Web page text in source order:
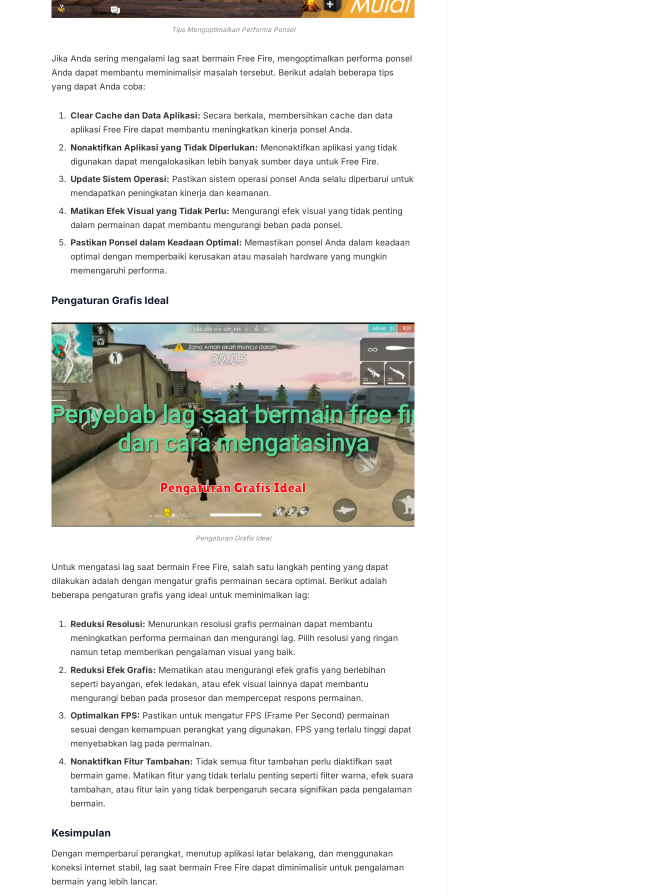
Tips Mengoptimalkan Performa Ponsel
Jika Anda sering mengalami lag saat bermain Free Fire, mengoptimalkan performa ponsel
Anda dapat membantu meminimalisir masalah tersebut. Berikut adalah beberapa tips
yang dapat Anda coba:
Clear Cache dan Data Aplikasi: Secara berkala, membersihkan cache dan data
aplikasi Free Fire dapat membantu meningkatkan kinerja ponsel Anda.
Nonaktifkan Aplikasi yang Tidak Diperlukan: Menonaktifkan aplikasi yang tidak
digunakan dapat mengalokasikan lebih banyak sumber daya untuk Free Fire.
Update Sistem Operasi: Pastikan sistem operasi ponsel Anda selalu diperbarui untuk
mendapatkan peningkatan kinerja dan keamanan.
Matikan Efek Visual yang Tidak Perlu: Mengurangi efek visual yang tidak penting
dalam permainan dapat membantu mengurangi beban pada ponsel.
Pastikan Ponsel dalam Keadaan Optimal: Memastikan ponsel Anda dalam keadaan
optimal dengan memperbaiki kerusakan atau masalah hardware yang mungkin
memengaruhi performa.
Pengaturan Grafis Ideal
Pengaturan Grafis Ideal
Untuk mengatasi lag saat bermain Free Fire, salah satu langkah penting yang dapat
dilakukan adalah dengan mengatur grafis permainan secara optimal. Berikut adalah
beberapa pengaturan grafis yang ideal untuk meminimalkan lag:
Reduksi Resolusi: Menurunkan resolusi grafis permainan dapat membantu
meningkatkan performa permainan dan mengurangi lag. Pilih resolusi yang ringan
namun tetap memberikan pengalaman visual yang baik.
Reduksi Efek Grafis: Mematikan atau mengurangi efek grafis yang berlebihan
seperti bayangan, efek ledakan, atau efek visual lainnya dapat membantu
mengurangi beban pada prosesor dan mempercepat respons permainan.
Optimalkan FPS: Pastikan untuk mengatur FPS (Frame Per Second) permainan
sesuai dengan kemampuan perangkat yang digunakan. FPS yang terlalu tinggi dapat
menyebabkan lag pada permainan.
Nonaktifkan Fitur Tambahan: Tidak semua fitur tambahan perlu diaktifkan saat
bermain game. Matikan fitur yang tidak terlalu penting seperti filter warna, efek suara
tambahan, atau fitur lain yang tidak berpengaruh secara signifikan pada pengalaman
bermain.
Kesimpulan
Dengan memperbarui perangkat, menutup aplikasi latar belakang, dan menggunakan
koneksi internet stabil, lag saat bermain Free Fire dapat diminimalisir untuk pengalaman
bermain yang lebih lancar.